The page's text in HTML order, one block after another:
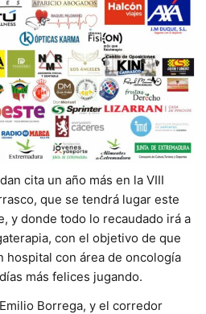
cita un año más en la VIII
que se tendrá lugar este
y donde todo lo recaudado irá a
con el objetivo de que
hospital con área de oncología
más felices jugando.
Borrega, y el corredor